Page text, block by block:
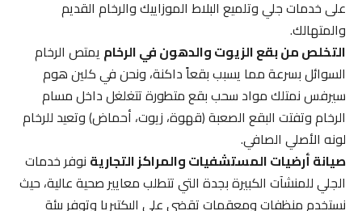
على خدمات جلي وتلميع البلاط الموزاييك والرخام القديم
والمتهالك.
التخلص من بقع الزيوت والدهون في الرخاميمتص الرخام
السوائل بسرعة مما يسبب بقعاً داكنة، ونحن في كلين هوم
سيرفس نمتلك مواد سحب بقع متطورة تتغلغل داخل مسام
الرخام وتفتت البقع الصعبة (قهوة، زيوت، أحماض) وتعيد للرخام
لونه الأصلي الصافي.
صيانة أرضيات المستشفيات والمراكز التجاريةنوفر خدمات
الجلي للمنشآت الكبيرة بجدة التي تتطلب معايير صحية عالية، حيث
نستخدم منظفات ومعقمات تقضي على البكتيريا وتوفر بيئة